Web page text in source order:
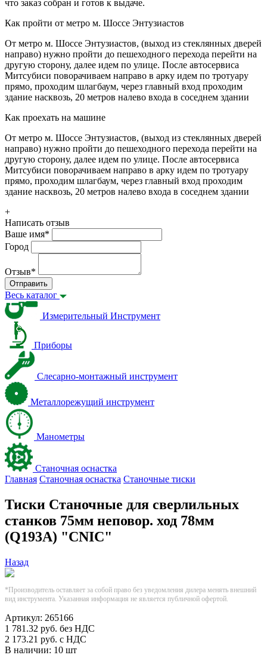
что заказ собран и готов к выдаче.
Как пройти от метро м. Шоссе Энтузиастов
От метро м. Шоссе Энтузиастов, (выход из стеклянных дверей
направо) нужно пройти до пешеходного перехода перейти на
другую сторону, далее идем по улице. После автосервиса
Митсубиси поворачиваем направо в арку идем по тротуару
прямо, проходим шлагбаум, через главный вход проходим
здание насквозь, 20 метров налево входа в соседнем здании
Как проехать на машине
От метро м. Шоссе Энтузиастов, (выход из стеклянных дверей
направо) нужно пройти до пешеходного перехода перейти на
другую сторону, далее идем по улице. После автосервиса
Митсубиси поворачиваем направо в арку идем по тротуару
прямо, проходим шлагбаум, через главный вход проходим
здание насквозь, 20 метров налево входа в соседнем здании
+
Написать отзыв
Ваше имя*
Город
Отзыв*
Отправить
Весь каталог
Измерительный Инструмент
Приборы
Слесарно-монтажный инструмент
Металлорежущий инструмент
Манометры
Станочная оснастка
Главная Станочная оснастка Станочные тиски
Тиски Станочные для сверлильных
станков 75мм неповор. ход 78мм
(Q193А) "CNIC"
Назад
*Производитель оставляет за собой право без уведомления дилера менять внешний
вид инструмента. Указанная информация не является публичной офертой.
Артикул: 265166
1 781.32 руб. без НДС
2 173.21 руб. с НДС
В наличии: 10 шт